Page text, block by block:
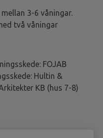
3-6 våningar.
två våningar
FOJAB
Hultin &
KB (hus 7-8)